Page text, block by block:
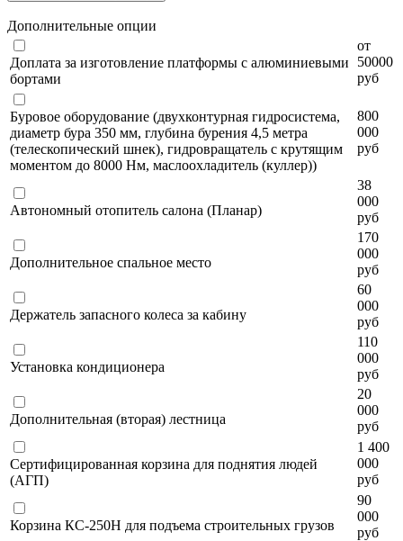
Дополнительные опции
Доплата за изготовление платформы с алюминиевыми
бортами
от
50000
руб
Буровое оборудование (двухконтурная гидросистема,
диаметр бура 350 мм, глубина бурения 4,5 метра
(телескопический шнек), гидровращатель с крутящим
моментом до 8000 Нм, маслоохладитель (куллер))
800
000
руб
Автономный отопитель салона (Планар)
38
000
руб
Дополнительное спальное место
170
000
руб
Держатель запасного колеса за кабину
60
000
руб
Установка кондиционера
110
000
руб
Дополнительная (вторая) лестница
20
000
руб
Сертифицированная корзина для поднятия людей
(АГП)
1 400
000
руб
Корзина КС-250Н для подъема строительных грузов
90
000
руб